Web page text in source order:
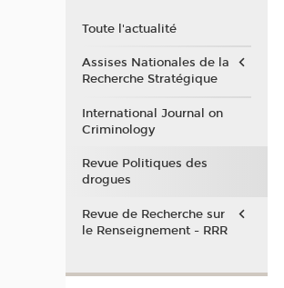
Toute l'actualité
Assises Nationales de la
Recherche Stratégique
International Journal on
Criminology
Revue Politiques des
drogues
Revue de Recherche sur
le Renseignement - RRR